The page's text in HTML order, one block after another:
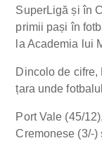
SuperLigă și în
primii pași în
la Academia lui
Dincolo de cifre,
țara unde
Port Vale (45/
Cremonese (3/-